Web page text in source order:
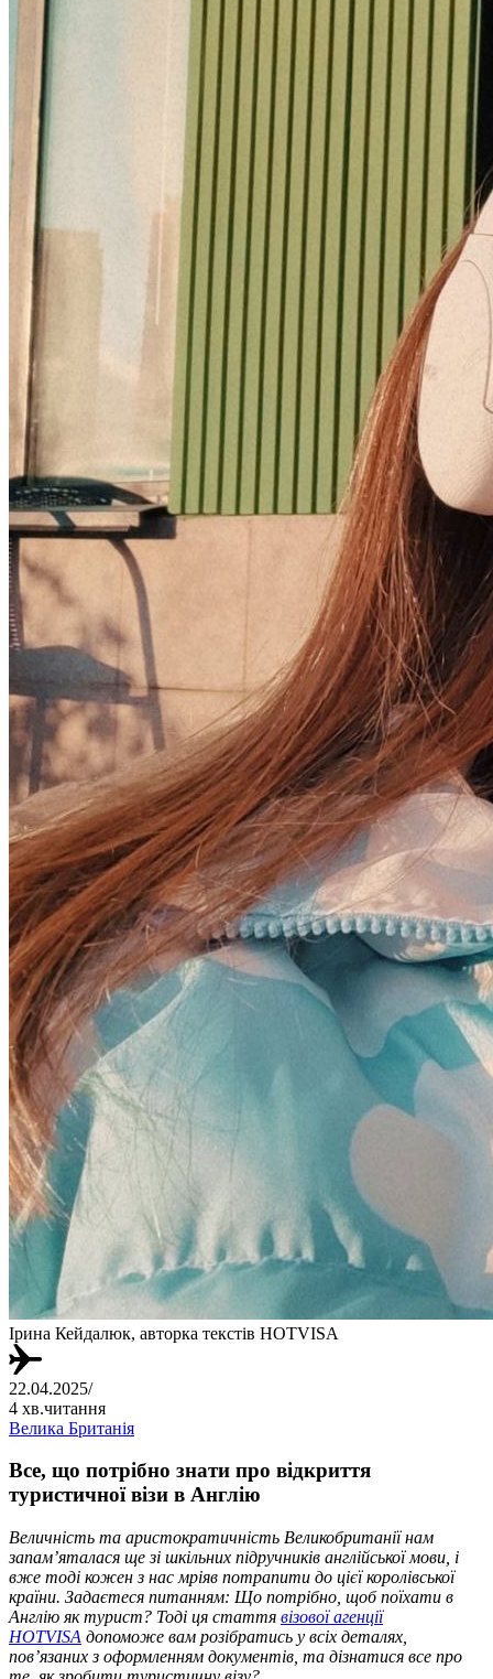
Ірина Кейдалюк, авторка текстів HOTVISA
22.04.2025/
4 хв.читання
Велика Британія
Все, що потрібно знати про відкриття
туристичної візи в Англію
Величність та аристократичність Великобританії нам
запам’яталася ще зі шкільних підручників англійської мови, і
вже тоді кожен з нас мріяв потрапити до цієї королівської
країни. Задаєтеся питанням: Що потрібно, щоб поїхати в
Англію як турист? Тоді ця стаття візової агенції
HOTVISA допоможе вам розібратись у всіх деталях,
пов’язаних з оформленням документів, та дізнатися все про